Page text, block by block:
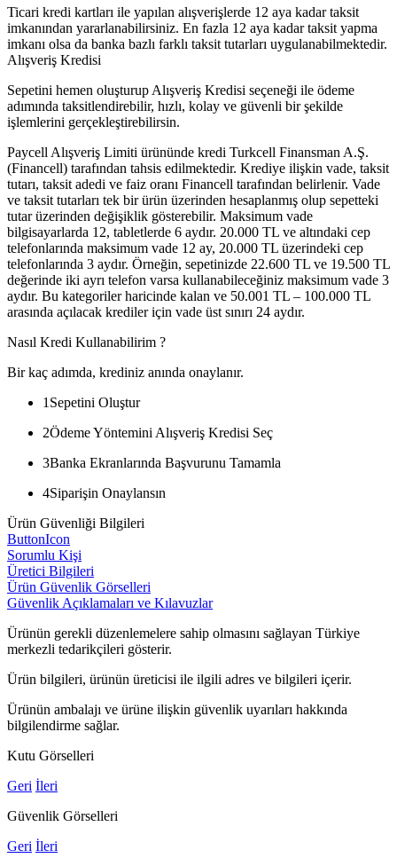
Ticari kredi kartları ile yapılan alışverişlerde 12 aya kadar taksit
imkanından yararlanabilirsiniz. En fazla 12 aya kadar taksit yapma
imkanı olsa da banka bazlı farklı taksit tutarları uygulanabilmektedir.
Alışveriş Kredisi
Sepetini hemen oluşturup Alışveriş Kredisi seçeneği ile ödeme
adımında taksitlendirebilir, hızlı, kolay ve güvenli bir şekilde
işlemlerini gerçekleştirebilirsin.
Paycell Alışveriş Limiti ürününde kredi Turkcell Finansman A.Ş.
(Financell) tarafından tahsis edilmektedir. Krediye ilişkin vade, taksit
tutarı, taksit adedi ve faiz oranı Financell tarafından belirlenir. Vade
ve taksit tutarları tek bir ürün üzerinden hesaplanmış olup sepetteki
tutar üzerinden değişiklik gösterebilir. Maksimum vade
bilgisayarlarda 12, tabletlerde 6 aydır. 20.000 TL ve altındaki cep
telefonlarında maksimum vade 12 ay, 20.000 TL üzerindeki cep
telefonlarında 3 aydır. Örneğin, sepetinizde 22.600 TL ve 19.500 TL
değerinde iki ayrı telefon varsa kullanabileceğiniz maksimum vade 3
aydır. Bu kategoriler haricinde kalan ve 50.001 TL – 100.000 TL
arasında açılacak krediler için vade üst sınırı 24 aydır.
Nasıl Kredi Kullanabilirim ?
Bir kaç adımda, krediniz anında onaylanır.
1 Sepetini Oluştur
2Ödeme Yöntemini Alışveriş Kredisi Seç
3Banka Ekranlarında Başvurunu Tamamla
4Siparişin Onaylansın
Ürün Güvenliği Bilgileri
ButtonIcon
Sorumlu Kişi
Üretici Bilgileri
Ürün Güvenlik Görselleri
Güvenlik Açıklamaları ve Kılavuzlar
Ürünün gerekli düzenlemelere sahip olmasını sağlayan Türkiye
merkezli tedarikçileri gösterir.
Ürün bilgileri, ürünün üreticisi ile ilgili adres ve bilgileri içerir.
Ürünün ambalajı ve ürüne ilişkin güvenlik uyarıları hakkında
bilgilendirme sağlar.
Kutu Görselleri
Geri İleri
Güvenlik Görselleri
Geri İleri